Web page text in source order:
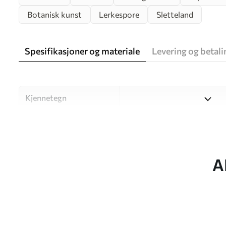
Botanisk kunst
Lerkespore Sletteland
Spesifikasjoner og materiale Levering og
Kjennetegn
Bildet trykkes i den